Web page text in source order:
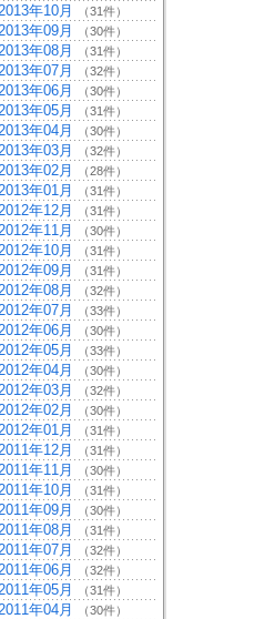
年10月 （31件）
年09月 （30件）
年08月 （31件）
年07月 （32件）
年06月 （30件）
年05月 （31件）
年04月 （30件）
年03月 （32件）
年02月 （28件）
年01月 （31件）
年12月 （31件）
年11月 （30件）
年10月 （31件）
年09月 （31件）
年08月 （32件）
年07月 （33件）
年06月 （30件）
年05月 （33件）
年04月 （30件）
年03月 （32件）
年02月 （30件）
年01月 （31件）
年12月 （31件）
年11月 （30件）
年10月 （31件）
年09月 （30件）
年08月 （31件）
年07月 （32件）
年06月 （32件）
年05月 （31件）
年04月 （30件）